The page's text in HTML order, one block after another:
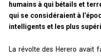
humains à qui bétails et
qui se considéraient à
intelligents et les plus
La révolte des Herero avait